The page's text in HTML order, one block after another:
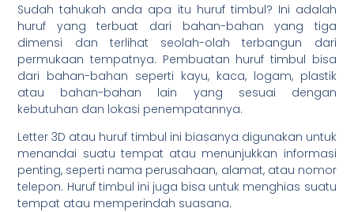
Sudah tahukah anda apa itu huruf timbul? Ini adalah
huruf yang terbuat dari bahan-bahan yang tiga
dimensi dan terlihat seolah-olah terbangun dari
permukaan tempatnya. Pembuatan huruf timbul bisa
dari bahan-bahan seperti kayu, kaca, logam, plastik
atau bahan-bahan lain yang sesuai dengan
kebutuhan dan lokasi penempatannya.
Letter 3D atau huruf timbul ini biasanya digunakan untuk
menandai suatu tempat atau menunjukkan informasi
penting, seperti nama perusahaan, alamat, atau nomor
telepon. Huruf timbul ini juga bisa untuk menghias suatu
tempat atau memperindah suasana.